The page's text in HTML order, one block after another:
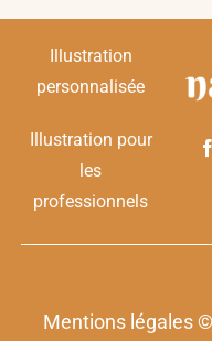
Illustration
personnalisée
Illustration pour
les
professionnels
Mentions légales